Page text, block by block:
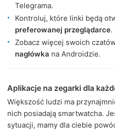
Telegrama.
Kontroluj, które linki będą
preferowanej przeglądarce.
Zobacz więcej swoich
nagłówka na Androidzie.
Aplikacje na zegarki dla
Większość ludzi ma
nich posiadają smartwatcha.
sytuacji, mamy dla ciebie